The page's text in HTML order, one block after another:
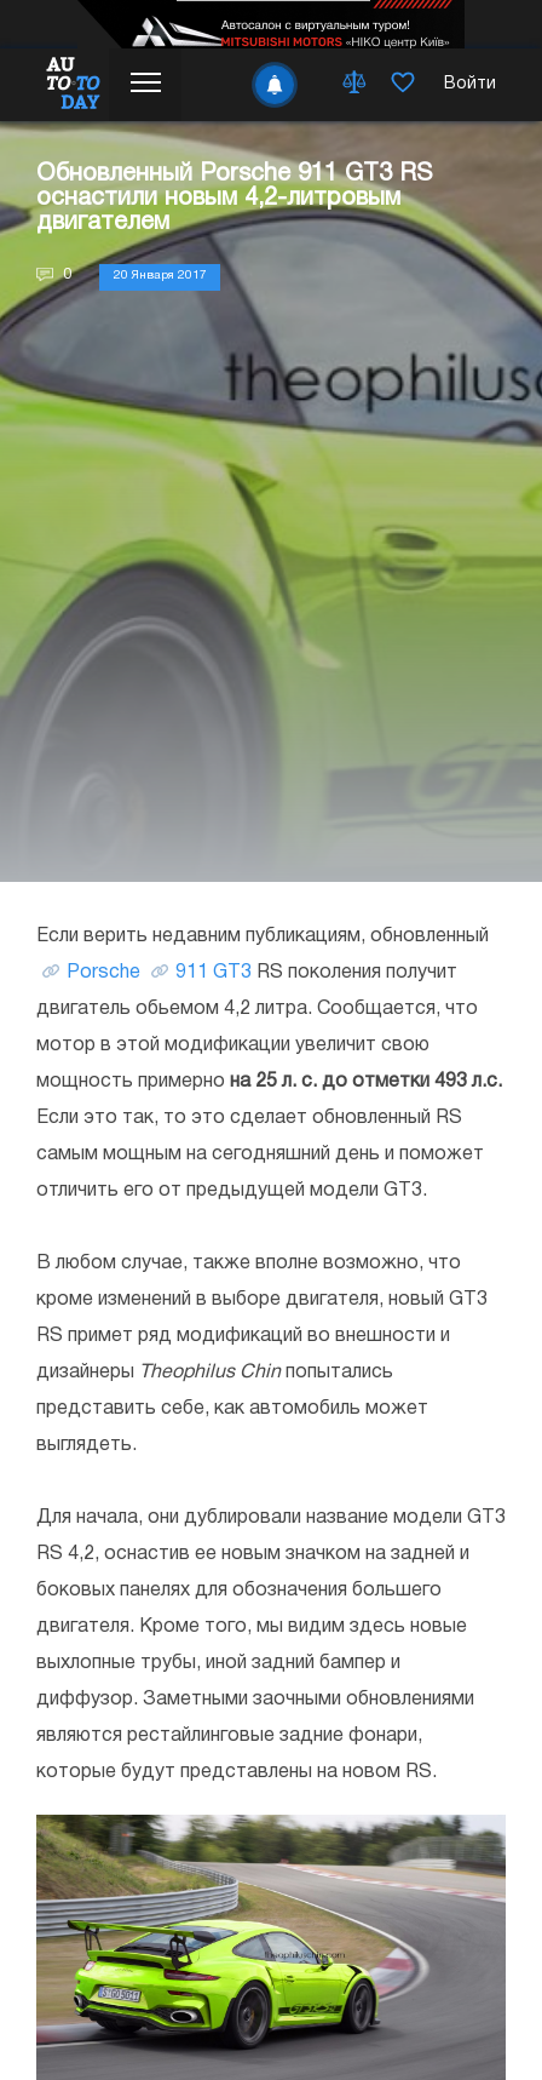
Войти
Обновленный Porsche 911 GT3 RS
оснастили новым 4,2-литровым
двигателем
0 20 Января 2017
Если верить недавним публикациям, обновленный
Porsche 911 GT3 RS поколения получит
двигатель обьемом 4,2 литра. Сообщается, что
мотор в этой модификации увеличит свою
мощность примерно на 25 л. с. до отметки 493 л.с.
Если это так, то это сделает обновленный RS
самым мощным на сегодняшний день и поможет
отличить его от предыдущей модели GT3.
В любом случае, также вполне возможно, что
кроме изменений в выборе двигателя, новый GT3
RS примет ряд модификаций во внешности и
дизайнеры Theophilus Chinпопытались
представить себе, как автомобиль может
выглядеть.
Для начала, они дублировали название модели GT3
RS 4,2, оснастив ее новым значком на задней и
боковых панелях для обозначения большего
двигателя. Кроме того, мы видим здесь новые
выхлопные трубы, иной задний бампер и
диффузор. Заметными заочными обновлениями
являются рестайлинговые задние фонари,
которые будут представлены на новом RS.